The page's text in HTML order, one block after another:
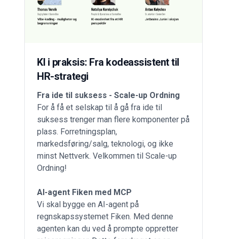
KI i praksis: Fra kodeassistent til
HR-strategi
Fra ide til suksess - Scale-up Ordning
For å få et selskap til å gå fra ide til
suksess trenger man flere komponenter på
plass. Forretningsplan,
markedsføring/salg, teknologi, og ikke
minst Nettverk. Velkommen til Scale-up
Ordning!
AI-agent Fiken med MCP
Vi skal bygge en AI-agent på
regnskapssystemet Fiken. Med denne
agenten kan du ved å prompte oppretter